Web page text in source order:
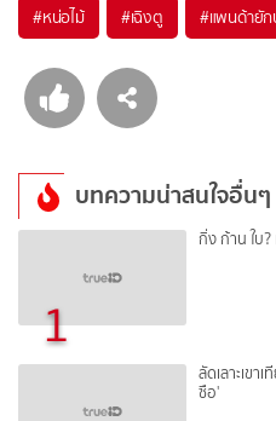
#หน่อไม้ #เฉิงตู #แพนด้ายั
บทความน่าสนใจอื่นๆ
1
กิ่ง ก้าน ใบ
ลัดเลาะเขา
ซือ'